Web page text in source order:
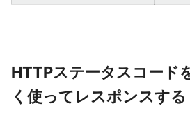
HTTPステータスコード
く使ってレスポンスする